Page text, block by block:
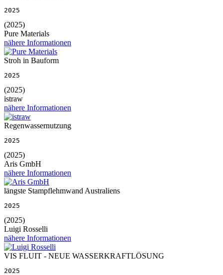
2025
(2025)
Pure Materials
nähere Informationen
Stroh in Bauform
2025
(2025)
istraw
nähere Informationen
Regenwassernutzung
2025
(2025)
Aris GmbH
nähere Informationen
längste Stampflehmwand Australiens
2025
(2025)
Luigi Rosselli
nähere Informationen
VIS FLUIT - NEUE WASSERKRAFTLÖSUNG
2025